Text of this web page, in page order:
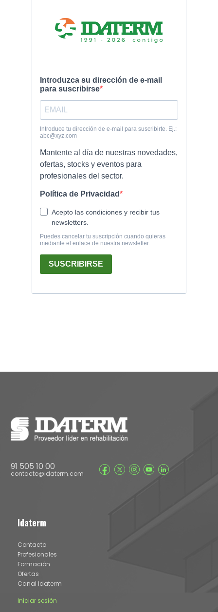
91 505 10 00
contacto@idaterm.com
Idaterm
Contacto
Profesionales
Formación
Ofertas
Canal Idaterm
Iniciar sesión